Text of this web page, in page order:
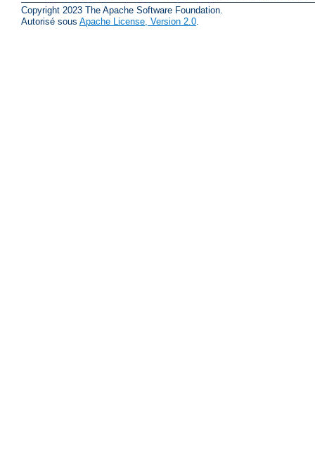
Copyright 2023 The Apache Software Foundation.
Autorisé sous Apache License, Version 2.0.